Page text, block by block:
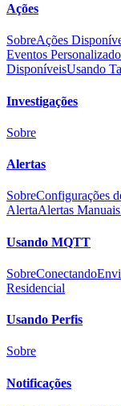
Ações
SobreAções
Eventos
DisponíveisUsando
Investigações
Sobre
Alertas
SobreConfigurações
AlertaAlertas Manuais
Usando MQTT
SobreConectando
Residencial
Usando Perfis
Sobre
Notificações